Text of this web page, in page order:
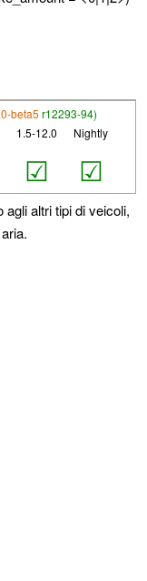
beta5 r12293-94)
1.5-12.0
☑
Nightly
☑
altri tipi di veicoli,